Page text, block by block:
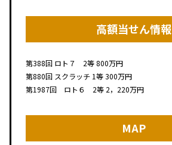
高額当せん情報
第388回 ロト７ 2等 800万円
第880回 スクラッチ 1等 300万円
第1987回 ロト６ 2等 2，220万円
MAP